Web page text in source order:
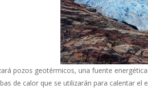
pozos geotérmicos, una fuente
de calor que se utilizarán para calentar el